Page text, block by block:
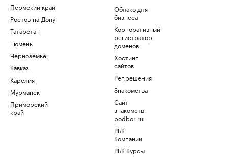
Пермский край
Ростов-на-Дону
Татарстан
Тюмень
Черноземье
Кавказ
Карелия
Мурманск
Приморский
край
Облако для
бизнеса
Корпоративный
регистратор
доменов
Хостинг
сайтов
Рег.решения
Знакомства
Сайт
знакомств
podbor.ru
РБК
Компании
РБК Курсы